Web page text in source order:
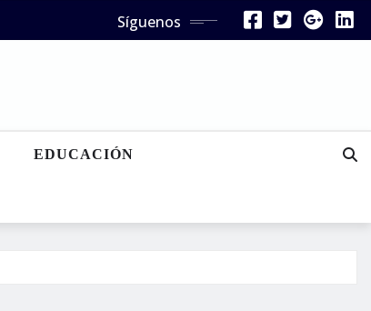
Síguenos
EDUCACIÓN